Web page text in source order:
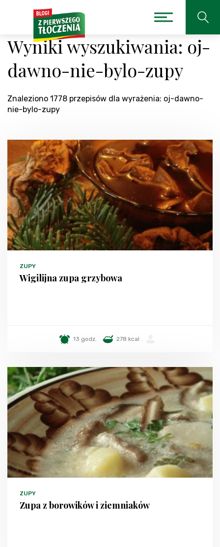
Wyniki wyszukiwania: oj-
dawno-nie-bylo-zupy
Znaleziono 1778 przepisów dla wyrażenia: oj-dawno-
nie-bylo-zupy
ZUPY
Wigilijna zupa grzybowa
13 godz. 278 kcal
ZUPY
Zupa z borowików i ziemniaków